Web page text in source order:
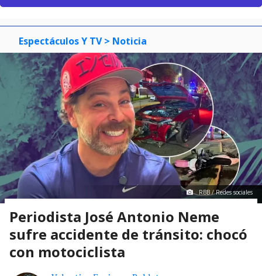
Espectáculos Y TV > Noticia
RBB / Redes sociales
Periodista José Antonio Neme
sufre accidente de tránsito: chocó
con motociclista